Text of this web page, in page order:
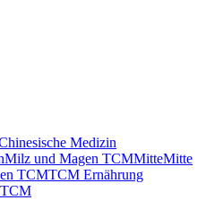
Medizin
Milz und Magen TCMMitteMitte
TCMTCM Ernährung
TCM